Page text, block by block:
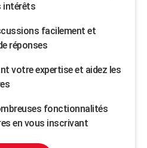
intérêts
facilement et
réponses
votre expertise et aidez les
fonctionnalités
en vous inscrivant